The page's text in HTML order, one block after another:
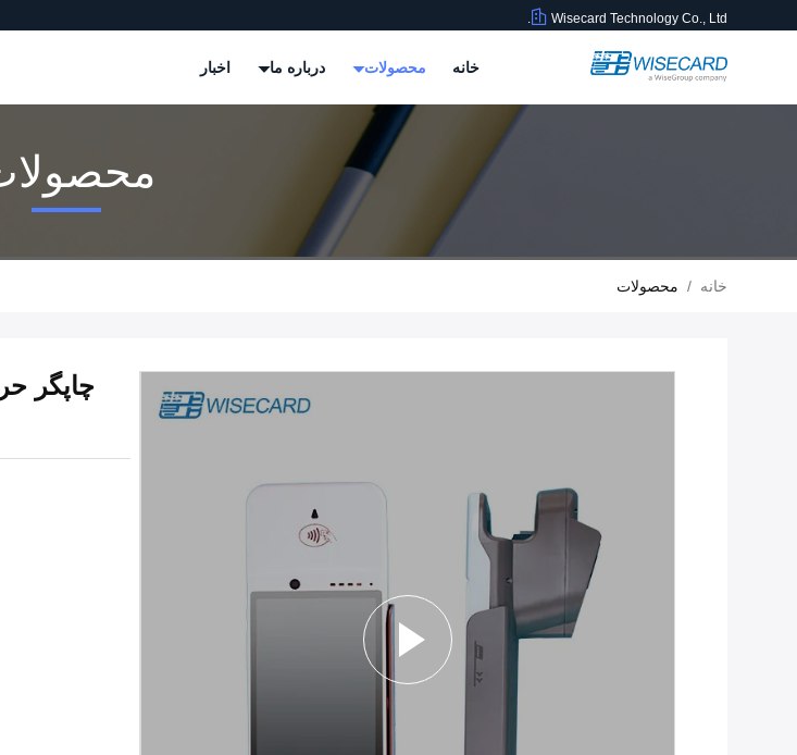
Wisecard Technology Co., Ltd.
خانه محصولات درباره ما اخبار
خانه / محصولات